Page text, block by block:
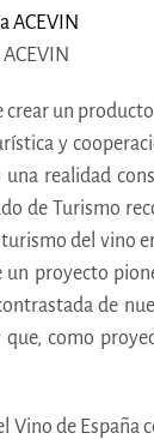
crear un
y
realidad
de Turismo
del vino
proyecto
de
que, como
de España